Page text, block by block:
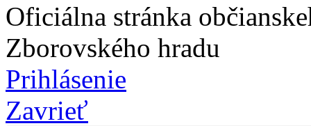
Oficiálna stránka
Zborovského hradu
Prihlásenie
Zavrieť